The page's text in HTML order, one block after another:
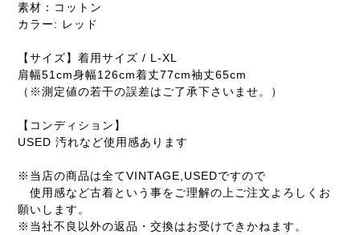
素材：コットン
カラー: レッド
【サイズ】着用サイズ / L-XL
肩幅51cm身幅126cm着丈77cm袖丈65cm
（※測定値の若干の誤差はご了承下さいませ。）
【コンディション】
USED 汚れなど使用感あります
※当店の商品は全てVINTAGE,USEDですので
使用感など古着という事をご理解の上ご注文よろしくお
願いします。
※当社不良以外の返品・交換はお受けできかねます。